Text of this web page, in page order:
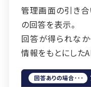
管理画⾯の引き
の回答を表⽰。
回答が得られな
情報をもとにした